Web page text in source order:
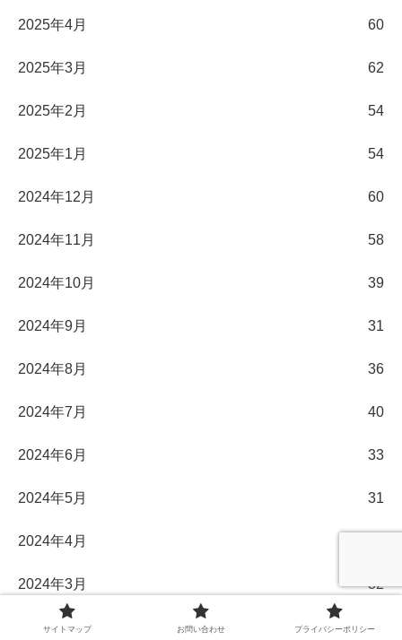
2025年4月 60
2025年3月 62
2025年2月 54
2025年1月 54
2024年12月 60
2024年11月 58
2024年10月 39
2024年9月 31
2024年8月 36
2024年7月 40
2024年6月 33
2024年5月 31
2024年4月
2024年3月 32
2024年2月 29
サイトマップ お問い合わせ プライバシーポリシー